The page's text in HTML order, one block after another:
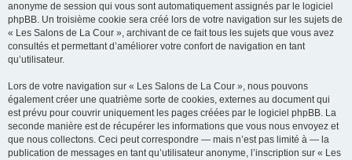
anonyme de session qui vous sont automatiquement assignés par le logiciel
phpBB. Un troisième cookie sera créé lors de votre navigation sur les sujets de
« Les Salons de La Cour », archivant de ce fait tous les sujets que vous avez
consultés et permettant d’améliorer votre confort de navigation en tant
qu’utilisateur.
Lors de votre navigation sur « Les Salons de La Cour », nous pouvons
également créer une quatrième sorte de cookies, externes au document qui
est prévu pour couvrir uniquement les pages créées par le logiciel phpBB. La
seconde manière est de récupérer les informations que vous nous envoyez et
que nous collectons. Ceci peut correspondre — mais n’est pas limité à — la
publication de messages en tant qu’utilisateur anonyme, l’inscription sur « Les